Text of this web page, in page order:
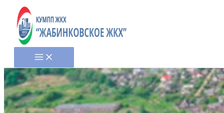
Перейти
содержимому
Main
Menu